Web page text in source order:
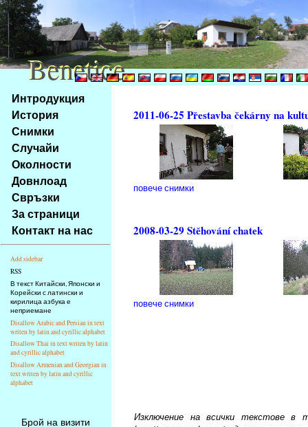
Na
obsah
stránky
Klávesové
zkratky
tomto
webu
základní
Hlavní
strana
Интродукция
История
Снимки
Случайи
Околности
Довнлоад
Свръзки
За страници
Контакт на нас
Add sidebar
RSS
В текст Китайски, Японски и
Корейски с латински и
кирилица азбука е
неприемане
Disallow Arabic and Persian in text
writen by latin and cyrillic alphabet
Disallow Thai in text writen by latin
and cyrillic alphabet
Disallow Armenian and Georgian in
text writen by latin and cyrillic
alphabet
2011-06-25 Přestavba čekárny na
повече снимки
2008-03-29 Stěhování chatek
повече снимки
Брой на визити
Изключение на всички текстове в
Benetice
Benetice